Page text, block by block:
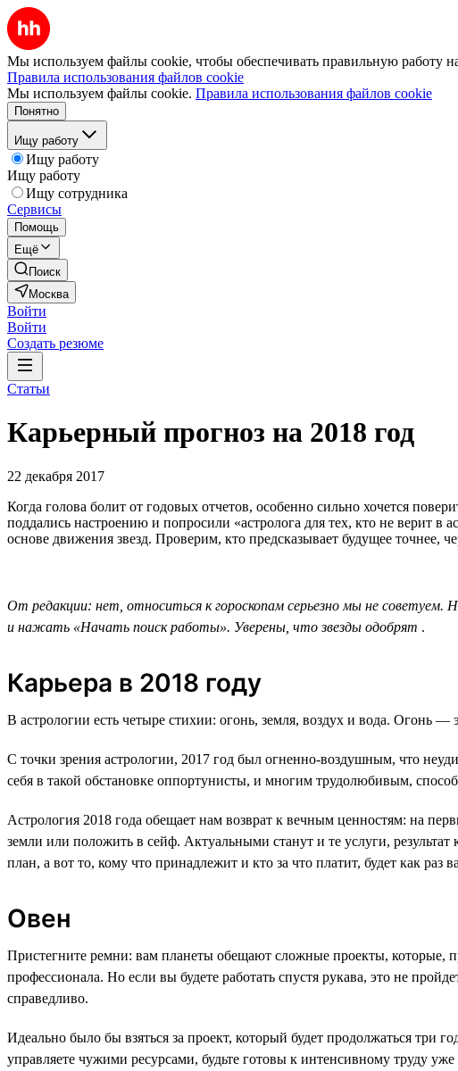
Мы используем файлы cookie, чтобы обеспечивать правильную работу
Правила использования файлов cookie
Мы используем файлы cookie. Правила использования файлов cookie
Понятно
Ищу работу
Ищу работу
Ищу работу
Ищу сотрудника
Сервисы
Помощь
Ещё
Поиск
Москва
Войти
Войти
Создать резюме
Статьи
Карьерный прогноз на 2018 год
22 декабря 2017
Когда голова болит от годовых отчетов, особенно сильно хочется
поддались настроению и попросили «астролога для тех, кто не верит
основе движения звезд. Проверим, кто предсказывает будущее точнее,
От редакции: нет, относиться к гороскопам серьезно мы не советуем.
и нажать «Начать поиск работы». Уверены, что звезды одобрят .
Карьера в 2018 году
В астрологии есть четыре стихии: огонь, земля, воздух и вода. Огонь
С точки зрения астрологии, 2017 год был огненно-воздушным, что
себя в такой обстановке оппортунисты, и многим трудолюбивым,
Астрология 2018 года обещает нам возврат к вечным ценностям: на
земли или положить в сейф. Актуальными станут и те услуги,
план, а вот то, кому что принадлежит и кто за что платит, будет как раз
Овен
Пристегните ремни: вам планеты обещают сложные проекты, которые,
профессионала. Но если вы будете работать спустя рукава, это не
справедливо.
Идеально было бы взяться за проект, который будет продолжаться три
управляете чужими ресурсами, будьте готовы к интенсивному труду